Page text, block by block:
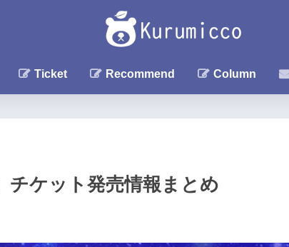
Ticket Recommend Column
ケット発売情報まとめ